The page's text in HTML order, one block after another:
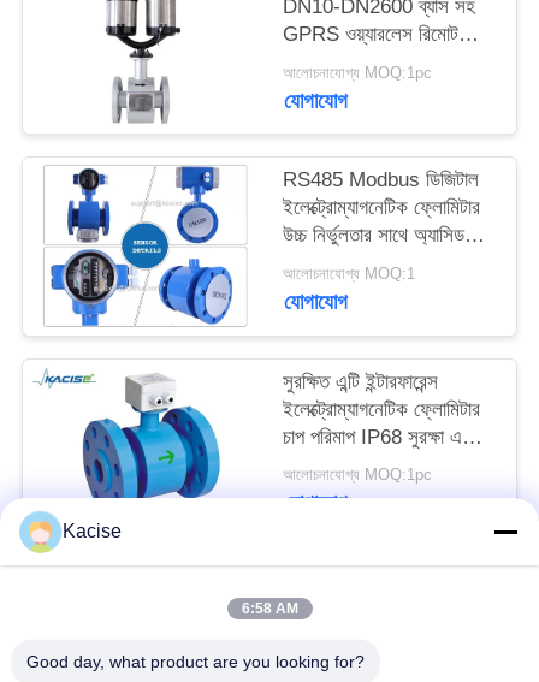
উদ্ধৃতির
জন্য
আবেদন
সাইট
ম্যাপ
গোপনীয়তা
DN10-DN2600 ব্যাস সহ
GPRS ওয়্যারলেস রিমোট
IP68 সুরক্ষা
ইলেক্ট্রোম্যাগনেটিক ফ্লো মিটার
আলোচনাযোগ্য MOQ:1pc
যোগাযোগ
RS485 Modbus ডিজিটাল
ইলেক্ট্রোম্যাগনেটিক ফ্লোমিটার
উচ্চ নির্ভুলতার সাথে অ্যাসিড
অ্যালকালি প্রতিরোধী তরল জন্য
আলোচনাযোগ্য MOQ:1
যোগাযোগ
সুরক্ষিত এন্টি ইন্টারফারেন্স
ইলেক্ট্রোম্যাগনেটিক ফ্লোমিটার
চাপ পরিমাপ IP68 সুরক্ষা এবং
RS485 যোগাযোগ সহ
আলোচনাযোগ্য MOQ:1pc
যোগাযোগ
Kacise
6:58 AM
Good day, what product are you looking for?